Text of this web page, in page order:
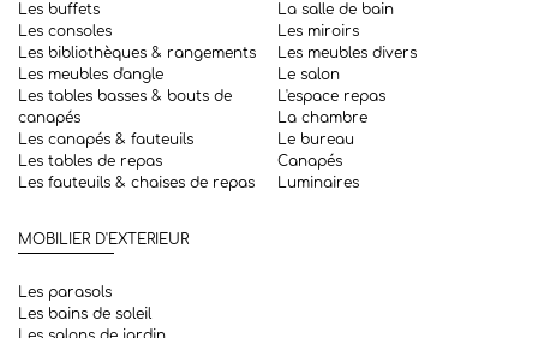
Les buffets
Les consoles
Les bibliothèques & rangements
Les meubles d'angle
Les tables basses & bouts de
canapés
Les canapés & fauteuils
Les tables de repas
Les fauteuils & chaises de repas
La salle de bain
Les miroirs
Les meubles divers
Le salon
L'espace repas
La chambre
Le bureau
Canapés
Luminaires
MOBILIER D'EXTERIEUR
Les parasols
Les bains de soleil